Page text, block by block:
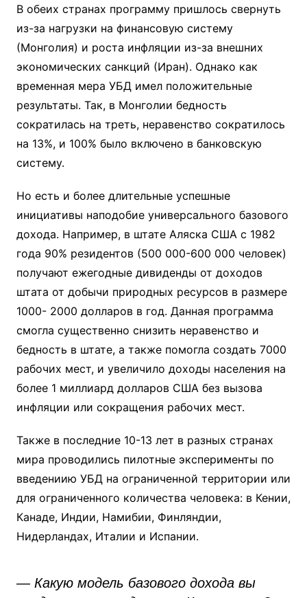
В обеих странах программу пришлось свернуть
из-за нагрузки на финансовую систему
(Монголия) и роста инфляции из-за внешних
экономических санкций (Иран). Однако как
временная мера УБД имел положительные
результаты. Так, в Монголии бедность
сократилась на треть, неравенство сократилось
на 13%, и 100% было включено в банковскую
систему.
Но есть и более длительные успешные
инициативы наподобие универсального базового
дохода. Например, в штате Аляска США с 1982
года 90% резидентов (500 000-600 000 человек)
получают ежегодные дивиденды от доходов
штата от добычи природных ресурсов в размере
1000- 2000 долларов в год. Данная программа
смогла существенно снизить неравенство и
бедность в штате, а также помогла создать 7000
рабочих мест, и увеличило доходы населения на
более 1 миллиард долларов США без вызова
инфляции или сокращения рабочих мест.
Также в последние 10-13 лет в разных странах
мира проводились пилотные эксперименты по
введениию УБД на ограниченной территории или
для ограниченного количества человека: в Кении,
Канаде, Индии, Намибии, Финляндии,
Нидерландах, Италии и Испании.
— Какую модель базового дохода вы